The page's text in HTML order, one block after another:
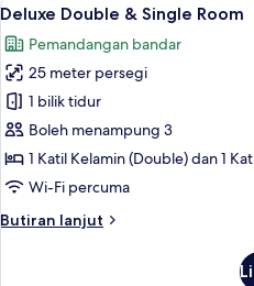
semua
foto
untuk
Deluxe
Double
&
Single
9
Deluxe Double & Single Room
Pemandangan bandar
25 meter persegi
1 bilik tidur
Boleh menampung 3
1 Katil Kelamin (Double) dan 1
Wi-Fi percuma
Butiran lanjut
Butiran